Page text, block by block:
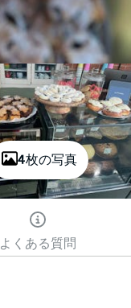
4枚の写真
よくある質問